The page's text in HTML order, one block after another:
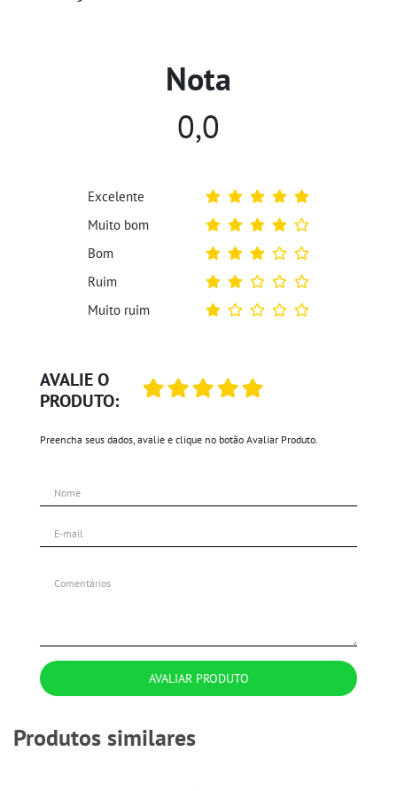
AVALIE O
PRODUTO:
Preencha seus dados, avalie e clique no botão Avaliar Produto.
AVALIAR PRODUTO
Nota
0,0
Excelente
Muito bom
Bom
Ruim
Muito ruim
Produtos similares